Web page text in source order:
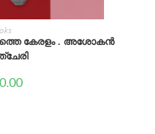
കേരളം . അശോകൻ